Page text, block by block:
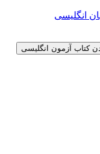
انگلیسی
کتاب آزمون انگلیسی